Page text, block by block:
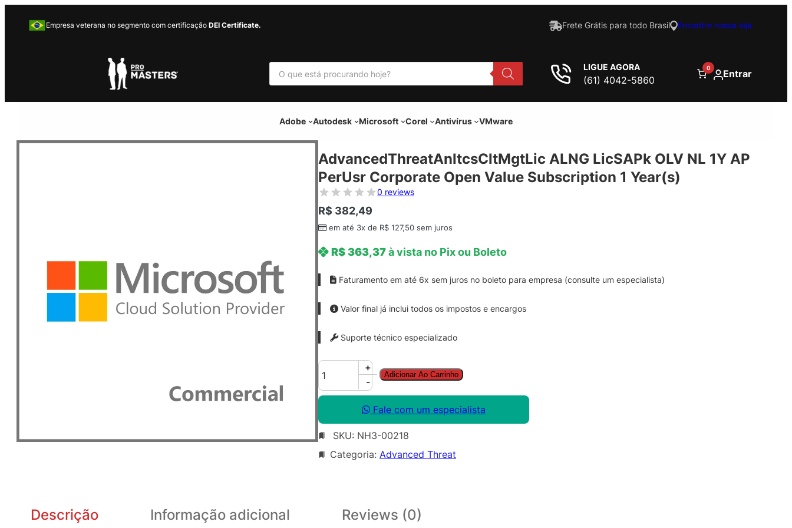
Empresa veterana no segmento com certificação DEI Certificate. Frete Grátis para todo Brasil Encontre nossa loja
P
s
u
r
LIGUE AGORA
(61) 4042-5860
0 Entrar
Adobe Autodesk Microsoft Corel Antivírus VMware
AdvancedThreatAnltcsCltMgtLic ALNG LicSAPk OLV NL 1Y AP
PerUsr Corporate Open Value Subscription 1 Year(s)
0 reviews
R$ 382,49
em até 3x de R$ 127,50 sem juros
R$363,37à vista no Pix ou Boleto
Faturamento em até 6x sem juros no boleto para empresa (consulte um especialista)
Valor final já inclui todos os impostos e encargos
Suporte técnico especializado
A
v
n
c
e
+
-
Adicionar Ao Carrinho
Fale com um especialista
SKU: NH3-00218
Categoria: Advanced Threat
Descrição Informação adicional Reviews (0)